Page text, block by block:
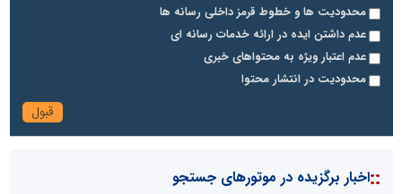
محدودیت ها و خطوط قرمز داخلی رسانه ها
عدم داشتن ایده در ارائه خدمات رسانه ای
عدم اعتبار ویژه به محتواهای خبری
محدودیت در انتشار محتوا
::اخبار برگزیده در موتورهای جستجو